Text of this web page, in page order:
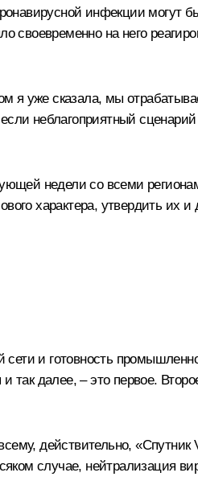
инфекции могут
на него
я уже сказала, мы
неблагоприятный
недели со всеми
характера, утвердить их и
и готовность
далее, – это первое.
действительно, «Спутник
случае, нейтрализация